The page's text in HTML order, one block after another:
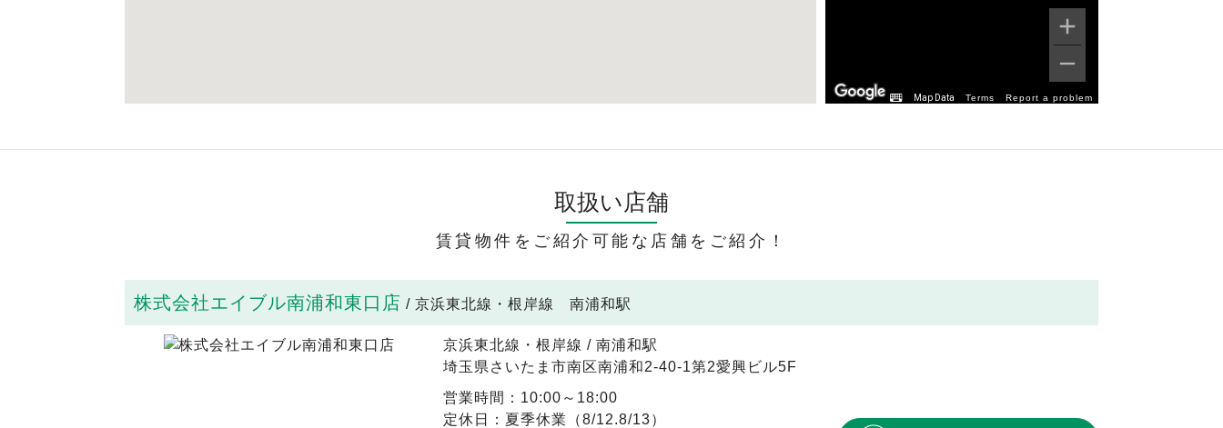
Map Data Terms Report a problem
取扱い店舗
賃貸物件をご紹介可能な店舗をご紹介！
株式会社エイブル南浦和東口店 / 京浜東北線・根岸線 南浦和駅
京浜東北線・根岸線 / 南浦和駅
埼玉県さいたま市南区南浦和2-40-1第2愛興ビル5F
営業時間：10:00～18:00
定休日：夏季休業（8/12.8/13）